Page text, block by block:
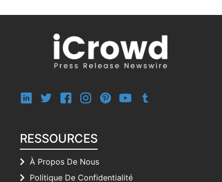
RESSOURCES
À Propos De Nous
Politique De Confidentialité